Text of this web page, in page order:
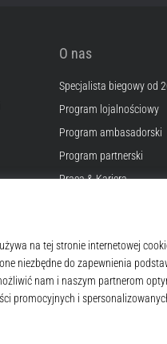
O nas
Specjalista biegowy od
Program lojalnościowy
Program ambasadorski
Program partnerski
Praca & Kariera